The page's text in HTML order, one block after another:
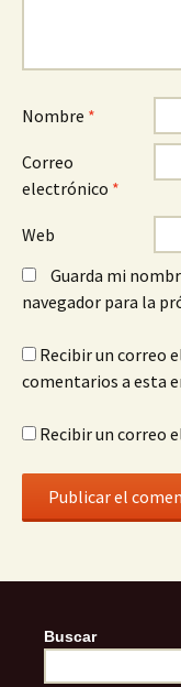
Nombre *
Correo
electrónico *
Web
Guarda mi
navegador para la
Recibir un correo
comentarios a esta
Recibir un correo
Buscar